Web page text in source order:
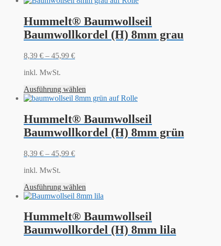
Hummelt® Baumwollseil
Baumwollkordel (H) 8mm grau
8,39 € – 45,99 €
inkl. MwSt.
Ausführung wählen
Hummelt® Baumwollseil
Baumwollkordel (H) 8mm grün
8,39 € – 45,99 €
inkl. MwSt.
Ausführung wählen
Hummelt® Baumwollseil
Baumwollkordel (H) 8mm lila